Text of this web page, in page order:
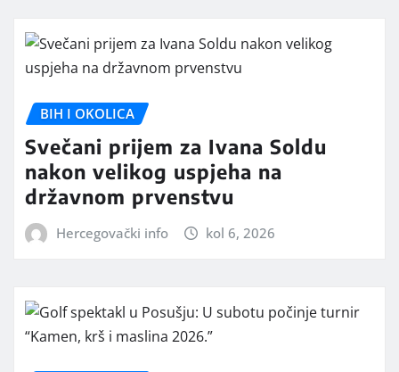
BIH I OKOLICA
Svečani prijem za Ivana Soldu
nakon velikog uspjeha na
državnom prvenstvu
Hercegovački info kol 6, 2026